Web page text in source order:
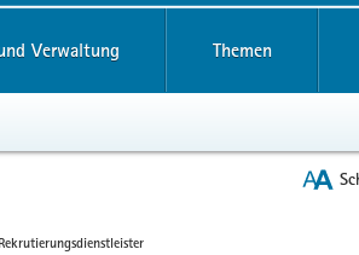
Verwaltung Themen